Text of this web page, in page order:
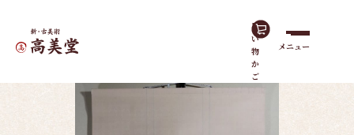
買
い
物
か
ご
メニュー
ホーム作品一覧